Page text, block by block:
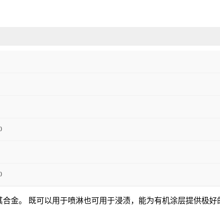
金。 既可以用于喷淋也可用于浸渍，能为有机涂层提供极好